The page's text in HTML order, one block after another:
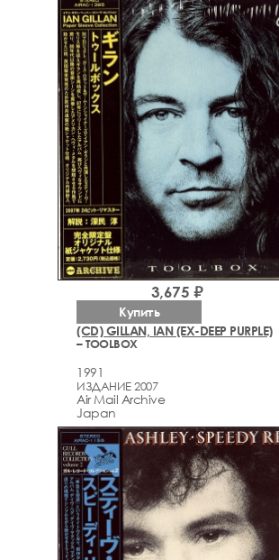
(CD) GILLAN, IAN (EX-DEEP PURPLE)
– TOOLBOX
1991
ИЗДАНИЕ 2007
Air Mail Archive
Japan
3,675 ₽
Купить